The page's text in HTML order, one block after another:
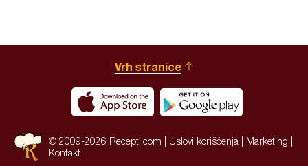
Vrh stranice
© 2009-2026 Recepti.com | Uslovi korišćenja Marketing
Kontakt